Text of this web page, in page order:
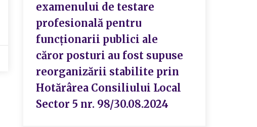
examenului de testare
profesională pentru
funcționarii publici ale
căror posturi au fost supuse
reorganizării stabilite prin
Hotărârea Consiliului Local
Sector 5 nr. 98/30.08.2024